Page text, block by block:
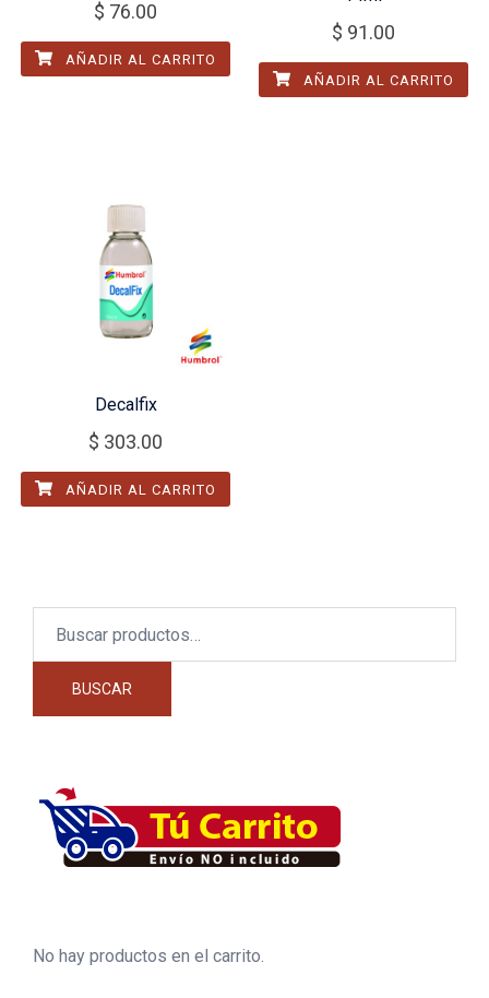
$ 76.00
AÑADIR AL CARRITO
$ 91.00
AÑADIR AL CARRITO
Decalfix
$ 303.00
AÑADIR AL CARRITO
BUSCAR
No hay productos en el carrito.